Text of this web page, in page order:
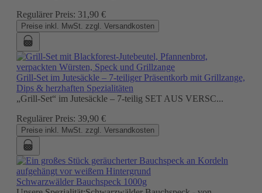
Regulärer Preis: 31,90 €
Preise inkl. MwSt. zzgl. Versandkosten
Grill-Set im Jutesäckle – 7-teiliger Präsentkorb mit Grillzange,
Dips & herzhaften Spezialitäten
„Grill-Set“ im Jutesäckle – 7-teilig SET AUS VERSC...
Regulärer Preis: 39,90 €
Preise inkl. MwSt. zzgl. Versandkosten
Schwarzwälder Bauchspeck 1000g